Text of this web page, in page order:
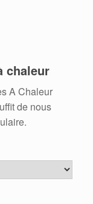
chaleur
A Chaleur
de nous